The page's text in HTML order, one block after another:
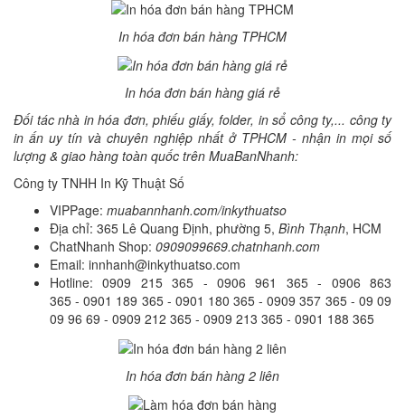
In hóa đơn bán hàng TPHCM
In hóa đơn bán hàng giá rẻ
Đối tác nhà in hóa đơn, phiếu giấy, folder, in sổ công ty,... công ty
in ấn uy tín và chuyên nghiệp nhất ở TPHCM - nhận in mọi số
lượng & giao hàng toàn quốc trên MuaBanNhanh:
Công ty TNHH In Kỹ Thuật Số
VIPPage: muabannhanh.com/inkythuatso
Địa chỉ: 365 Lê Quang Định, phường 5, Bình Thạnh, HCM
ChatNhanh Shop: 0909099669.chatnhanh.com
Email: innhanh@inkythuatso.com
Hotline: 0909 215 365 - 0906 961 365 - 0906 863
365 - 0901 189 365 - 0901 180 365 - 0909 357 365 - 09 09
09 96 69 - 0909 212 365 - 0909 213 365 - 0901 188 365
In hóa đơn bán hàng 2 liên